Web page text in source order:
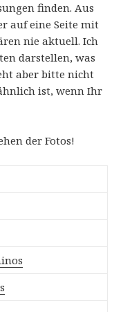
finden. Aus
auf eine Seite mit
nie aktuell. Ich
darstellen, was
aber bitte nicht
ist, wenn Ihr
der Fotos!